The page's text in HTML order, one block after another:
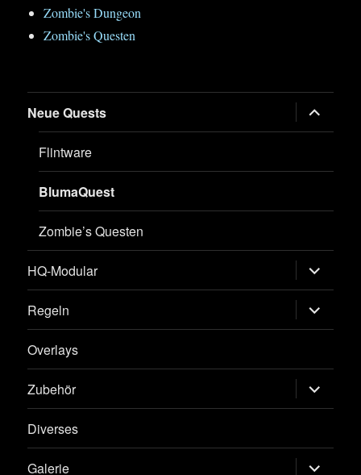
Zombie's Dungeon
Zombie's Questen
Neue Quests
öffnen
Flintware
BlumaQuest
Zombie’s Questen
HQ-Modular
öffnen
Regeln
öffnen
Overlays
Zubehör
öffnen
Diverses
Galerie